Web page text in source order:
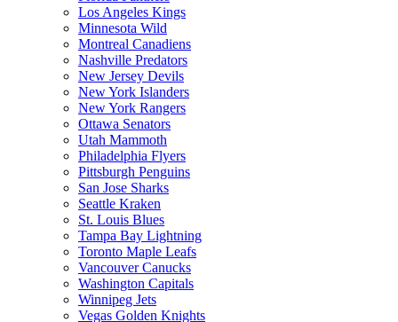
Los Angeles Kings
Minnesota Wild
Montreal Canadiens
Nashville Predators
New Jersey Devils
New York Islanders
New York Rangers
Ottawa Senators
Utah Mammoth
Philadelphia Flyers
Pittsburgh Penguins
San Jose Sharks
Seattle Kraken
St. Louis Blues
Tampa Bay Lightning
Toronto Maple Leafs
Vancouver Canucks
Washington Capitals
Winnipeg Jets
Vegas Golden Knights